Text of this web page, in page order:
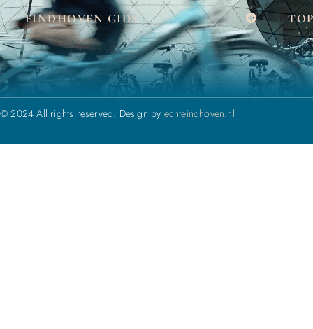
EINDHOVEN GIDS
© 2024 All rights reserved. Design by echteindhoven.nl